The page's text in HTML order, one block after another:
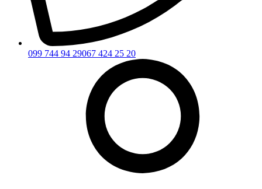
099 744 94 29067 424 25 20